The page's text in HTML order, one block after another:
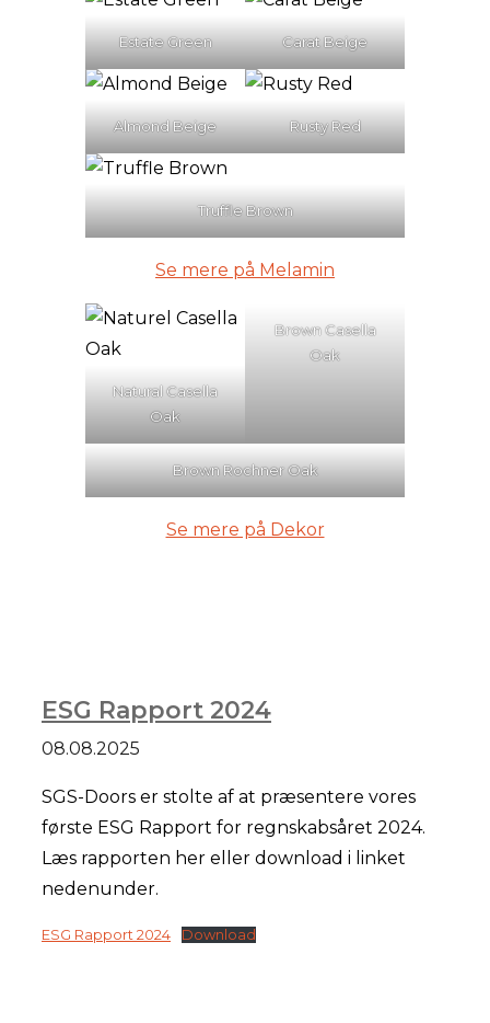
Estate Green Carat Beige
Almond Beige Rusty Red
Truffle Brown
Se mere på Melamin
Natural Casella
Oak
Brown Casella
Oak
Brown Rochner Oak
Se mere på Dekor
ESG Rapport 2024
08.08.2025
SGS-Doors er stolte af at præsentere vores
første ESG Rapport for regnskabsåret 2024.
Læs rapporten her eller download i linket
nedenunder.
ESG Rapport 2024 Download